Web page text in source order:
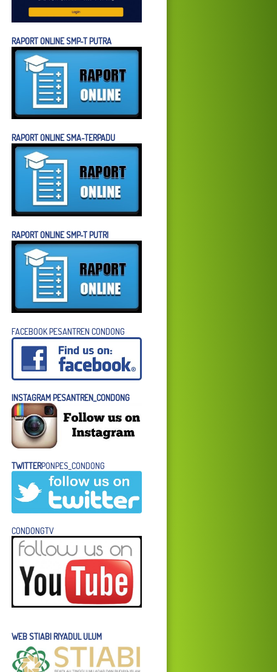
RAPORT ONLINE SMP-T PUTRA
RAPORT ONLINE SMA-TERPADU
RAPORT ONLINE SMP-T PUTRI
FACEBOOK PESANTREN CONDONG
INSTAGRAM PESANTREN_CONDONG
TWITTERPONPES_CONDONG
CONDONGTV
WEB STIABI RIYADUL ULUM